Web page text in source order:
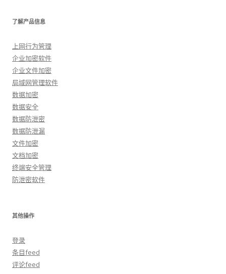
了解产品信息
上网行为管理
企业加密软件
企业文件加密
局域网管理软件
数据加密
数据安全
数据防泄密
数据防泄漏
文件加密
文档加密
终端安全管理
防泄密软件
其他操作
登录
条目feed
评论feed